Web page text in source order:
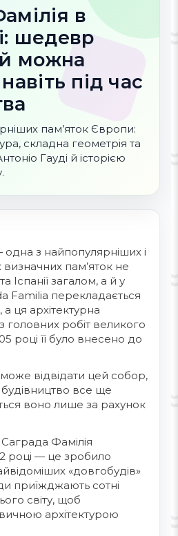
в
шедевр
можна
під час
пам’яток Європи:
складна геометрія та
Гауді й історією
з найпопулярніших і
визначних пам’яток не
Іспанії загалом, а й у
Familia перекладається
ця архітектурна
головних робіт великого
році її було внесено до
відвідати цей собор,
все ще
воно лише за рахунок
Фамілія
році — це зробило
«довгобудів»
приїжджають сотні
світу, щоб
архітектурою